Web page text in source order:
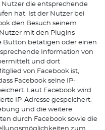
Nutzer die entsprechende
hat. Ist der Nutzer bei
den Besuch seinem
mit den Plugins
Button betätigen oder einen
Information von
und dort
von Facebook ist,
Facebook seine IP-
Laut Facebook wird
IP-Adresse gespeichert.
und die weitere
durch Facebook sowie die
zum